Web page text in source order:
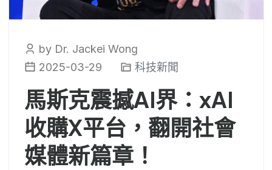
by Dr. Jackei Wong
2025-03-29
科技新聞
馬斯克震撼AI界：xAI
收購X平台，翻開社會
媒體新篇章！